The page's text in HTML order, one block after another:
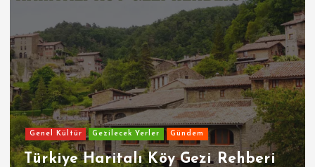
Genel Kültür Gezilecek Yerler Gündem
Türkiye Haritalı Köy Gezi Rehberi